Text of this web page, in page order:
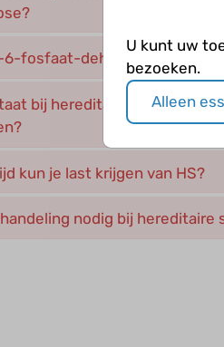
6-fosfaat-
bij hereditaire
kun je last krijgen van HS?
nodig bij hereditaire
U kunt uw
bezoeken.
Alleen